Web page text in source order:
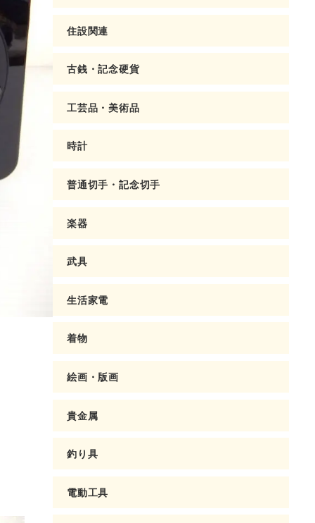
住設関連
古銭・記念硬貨
工芸品・美術品
時計
普通切手・記念切手
楽器
武具
生活家電
着物
絵画・版画
貴金属
釣り具
電動工具